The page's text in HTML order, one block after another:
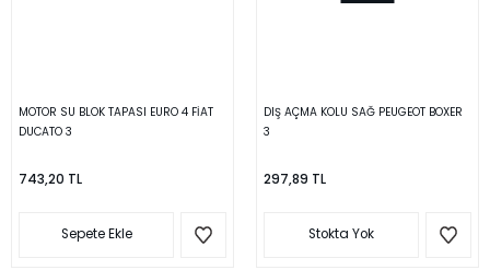
MOTOR SU BLOK TAPASI EURO 4 FİAT
DUCATO 3
743,20 TL
Sepete Ekle
DIŞ AÇMA KOLU SAĞ PEUGEOT BOXER
3
297,89 TL
Stokta Yok